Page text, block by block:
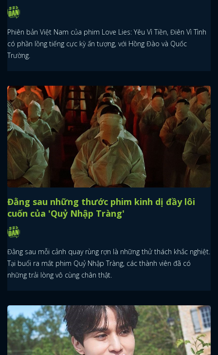
Phiên bản Việt Nam của phim Love Lies: Yêu Vì Tiền, Điên Vì Tình
có phần lồng tiếng cực kỳ ấn tượng, với Hồng Đào và Quốc
Trường.
Đằng sau những thước phim kinh dị đầy lôi
cuốn của 'Quỷ Nhập Tràng'
Đằng sau mỗi cảnh quay rùng rợn là những thử thách khắc nghiệt.
Tại buổi ra mắt phim Quỷ Nhập Tràng, các thành viên đã có
những trải lòng vô cùng chân thật.